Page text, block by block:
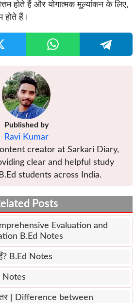
होते हैं और योगात्मक मूल्यांकन के लिए,
होते हैं।
Published by
Ravi Kumar
creator at Sarkari Diary,
clear and helpful study
students across India.
Posts
Evaluation and
B.Ed Notes
B.Ed Notes
Notes
| Difference between